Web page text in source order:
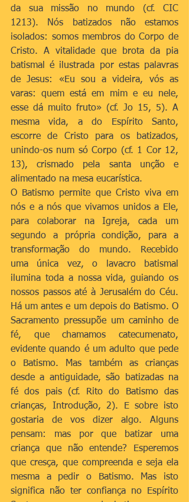
da sua missão no mundo (cf. CIC
1213). Nós batizados não estamos
isolados: somos membros do Corpo de
Cristo. A vitalidade que brota da pia
batismal é ilustrada por estas palavras
de Jesus: «Eu sou a videira, vós as
varas: quem está em mim e eu nele,
esse dá muito fruto» (cf. Jo 15, 5). A
mesma vida, a do Espírito Santo,
escorre de Cristo para os batizados,
unindo-os num só Corpo (cf. 1 Cor 12,
13), crismado pela santa unção e
alimentado na mesa eucarística.
O Batismo permite que Cristo viva em
nós e a nós que vivamos unidos a Ele,
para colaborar na Igreja, cada um
segundo a própria condição, para a
transformação do mundo. Recebido
uma única vez, o lavacro batismal
ilumina toda a nossa vida, guiando os
nossos passos até à Jerusalém do Céu.
Há um antes e um depois do Batismo. O
Sacramento pressupõe um caminho de
fé, que chamamos catecumenato,
evidente quando é um adulto que pede
o Batismo. Mas também as crianças
desde a antiguidade, são batizadas na
fé dos pais (cf. Rito do Batismo das
crianças, Introdução, 2). E sobre isto
gostaria de vos dizer algo. Alguns
pensam: mas por que batizar uma
criança que não entende? Esperemos
que cresça, que compreenda e seja ela
mesma a pedir o Batismo. Mas isto
significa não ter confiança no Espírito